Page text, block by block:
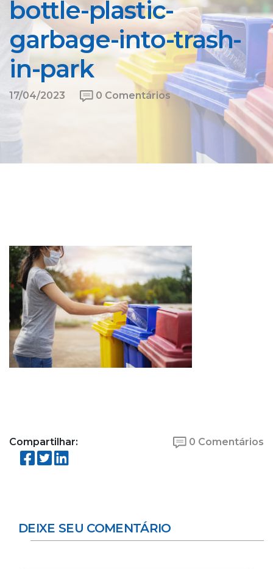
bottle-plastic-
garbage-into-trash-
in-park
17/04/2023 0 Comentários
Compartilhar: 0 Comentários
DEIXE SEU COMENTÁRIO